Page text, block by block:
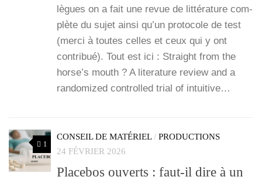
lègues on a fait une revue de lit­té­ra­ture com­
plète du sujet ain­si qu’un pro­to­cole de test
(mer­ci à toutes celles et ceux qui y ont
contri­bué). Tout est ici : Straight from the
horse’s mouth ? A lite­ra­ture review and a
ran­do­mi­zed control­led trial of intui­tive…
1
CONSEIL DE MATÉRIEL/ PRODUCTIONS
24 FÉVRIER 2026
Placebos ouverts : faut-il dire à un